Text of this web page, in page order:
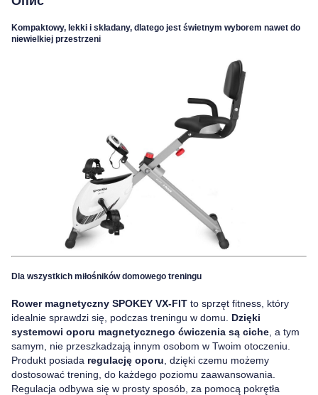
Kompaktowy, lekki i składany, dlatego jest świetnym wyborem nawet do
niewielkiej przestrzeni
Dla wszystkich miłośników domowego treningu
Rower magnetyczny SPOKEY VX-FIT to sprzęt fitness, który
idealnie sprawdzi się, podczas treningu w domu. Dzięki
systemowi oporu magnetycznego ćwiczenia są ciche , a tym
samym, nie przeszkadzają innym osobom w Twoim otoczeniu.
Produkt posiada regulację oporu , dzięki czemu możemy
dostosować trening, do każdego poziomu zaawansowania.
Regulacja odbywa się w prosty sposób, za pomocą pokrętła